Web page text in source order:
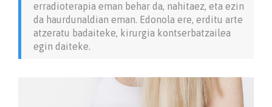
erradioterapia eman behar da, nahitaez, eta ezin
da haurdunaldian eman. Edonola ere, erditu arte
atzeratu badaiteke, kirurgia kontserbatzailea
egin daiteke.